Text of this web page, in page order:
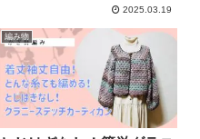
2025.03.19
編み物